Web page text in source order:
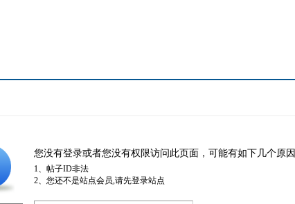
您没有登录或者您没有权限访问此页面，可能有如下几个原因
1、帖子ID非法
2、您还不是站点会员,请先登录站点